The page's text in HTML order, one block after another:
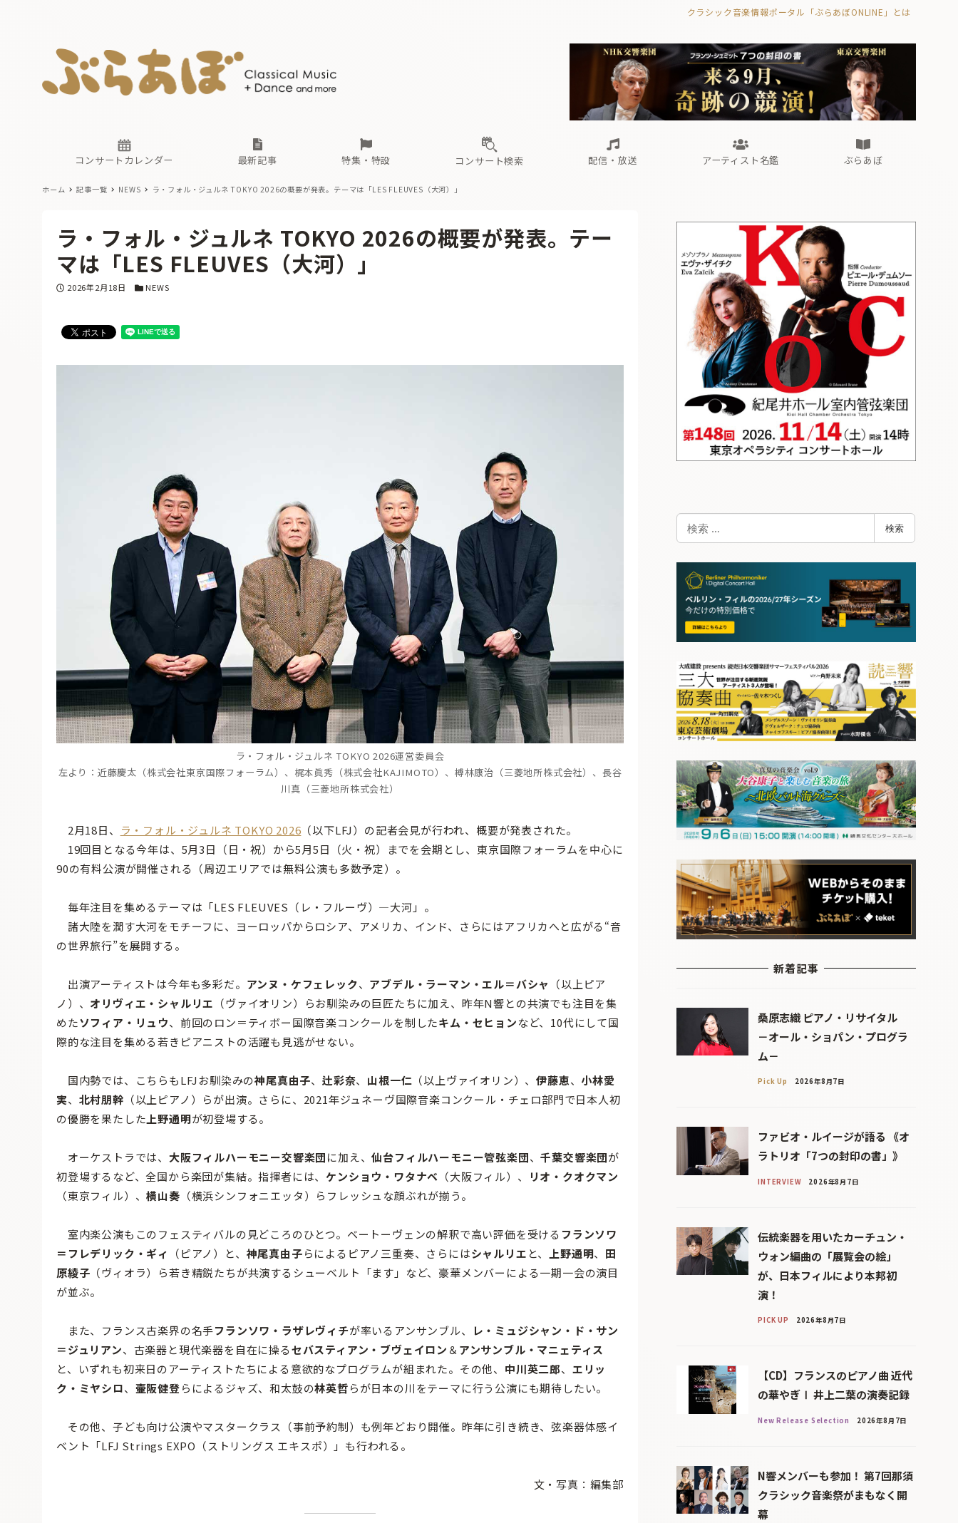
クラシック音楽情報ポータル「ぶらあぼONLINE」とは
コンサートカレンダー 最新記事
古楽とその先と オーケストラの楽屋から 海の向こうの音楽家 ぶらあぼブラス！
フォルテピアノ・オデッセイ
過去の連載
特集・特設
現場のプロが推す！間違いないオーケストラコンサート
過去の特集
コンサート検索 配信・放送
無料ライブ配信スケジュール 有料ライブ配信スケジュール
アーティスト名鑑
か さ は ま や ら わ
ぶらあぼ
古楽とその先と Aからの眺望 ぶらあぼブラス！
フォルテピアノ・オデッセイ
無料ライブ配信スケジュール
あ か さ
ホーム 記事一覧 NEWS ラ・フォル・ジュルネ TOKYO 2026の概要が発表。テーマは「LES FLEUVES（大河）」
ラ・フォル・ジュルネ TOKYO 2026の概要が発表。テー
マは「LES FLEUVES（大河）」
投稿日
2026年2月18日 カテゴリー
NEWS
ラ・フォル・ジュルネ TOKYO 2026運営委員会
左より：近藤慶太（株式会社東京国際フォーラム）、梶本眞秀（株式会社KAJIMOTO）、榑林康治（三菱地所株式会社）、長谷
川真（三菱地所株式会社）
2月18日、 ラ・フォル・ジュルネ TOKYO 2026 （以下LFJ）の記者会見が行われ、概要が発表された。
19回目となる今年は、5月3日（日・祝）から5月5日（火・祝）までを会期とし、東京国際フォーラムを中心に
90の有料公演が開催される（周辺エリアでは無料公演も多数予定）。
毎年注目を集めるテーマは「LES FLEUVES（レ・フルーヴ）―大河」。
諸大陸を潤す大河をモチーフに、ヨーロッパからロシア、アメリカ、インド、さらにはアフリカへと広がる“音
の世界旅行”を展開する。
出演アーティストは今年も多彩だ。 アンヌ・ケフェレック、 アブデル・ラーマン・エル＝バシャ
（以上ピア
ノ）、 オリヴィエ・シャルリエ （ヴァイオリン）らお馴染みの巨匠たちに加え、昨年N響との共演でも注目を集
めたソフィア・リュウ、前回のロン＝ティボー国際音楽コンクールを制したキム・セヒョンなど、10代にして国
際的な注目を集める若きピアニストの活躍も見逃がせない。
国内勢では、こちらもLFJお馴染みの神尾真由子、辻彩奈、 山根一仁 （以上ヴァイオリン）、伊藤恵、 小林愛
実、 北村朋幹 （以上ピアノ）らが出演。さらに、2021年ジュネーヴ国際音楽コンクール・チェロ部門で日本人初
の優勝を果たした 上野通明が初登場する。
オーケストラでは、 大阪フィルハーモニー交響楽団に加え、仙台フィルハーモニー管弦楽団、千葉交響楽団が
初登場するなど、全国から楽団が集結。指揮者には、ケンショウ・ワタナベ （大阪フィル）、
リオ・クオクマン
（東京フィル）、横山奏 （横浜シンフォニエッタ）らフレッシュな顔ぶれが揃う。
室内楽公演もこのフェスティバルの見どころのひとつ。ベートーヴェンの解釈で高い評価を受ける フランソワ
＝フレデリック・ギィ
（ピアノ）と、 神尾真由子らによるピアノ三重奏、さらにはシャルリエ と、 上野通明、 田
原綾子 （ヴィオラ）ら若き精鋭たちが共演するシューベルト「ます」など、豪華メンバーによる一期一会の演目
が並ぶ。
また、フランス古楽界の名手フランソワ・ラザレヴィチが率いるアンサンブル、
レ・ミュジシャン・ド・サン
＝ジュリアン、古楽器と現代楽器を自在に操るセバスティアン・ブヴェイロン ＆ アンサンブル・マニェティス
と、いずれも初来日のアーティストたちによる意欲的なプログラムが組まれた。その他、 中川英二郎、 エリッ
ク・ミヤシロ、 壷阪健登らによるジャズ、和太鼓の林英哲らが日本の川をテーマに行う公演にも期待したい。
その他、子ども向け公演やマスタークラス（事前予約制）も例年どおり開催。昨年に引き続き、弦楽器体感イ
ベント「LFJ Strings EXPO（ストリングス エキスポ）」も行われる。
文・写真：編集部
検
索
検索
新着記事
桑原志織 ピアノ・リサイタル
－オール・ショパン・プログラ
ム－
Pick Up 2026年8月7日
ファビオ・ルイージが語る 《オ
ラトリオ「7つの封印の書」》
INTERVIEW 2026年8月7日
伝統楽器を用いたカーチュン・
ウォン編曲の「展覧会の絵」
が、日本フィルにより本邦初
演！
PICK UP 2026年8月7日
【CD】フランスのピアノ曲 近代
の華やぎⅠ 井上二葉の演奏記録
New Release Selection 2026年8月7日
N響メンバーも参加！ 第7回那須
クラシック音楽祭がまもなく開
幕